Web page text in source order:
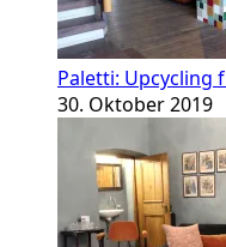
Paletti: Upcycling
30. Oktober 2019